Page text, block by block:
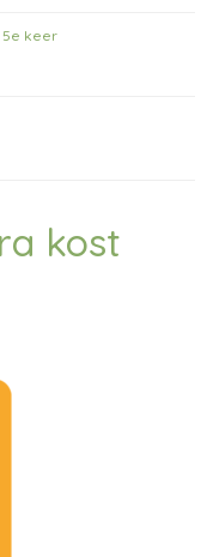
5e keer
kost